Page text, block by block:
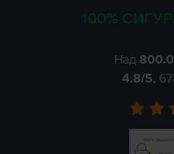
100%
Над
4.8/5,